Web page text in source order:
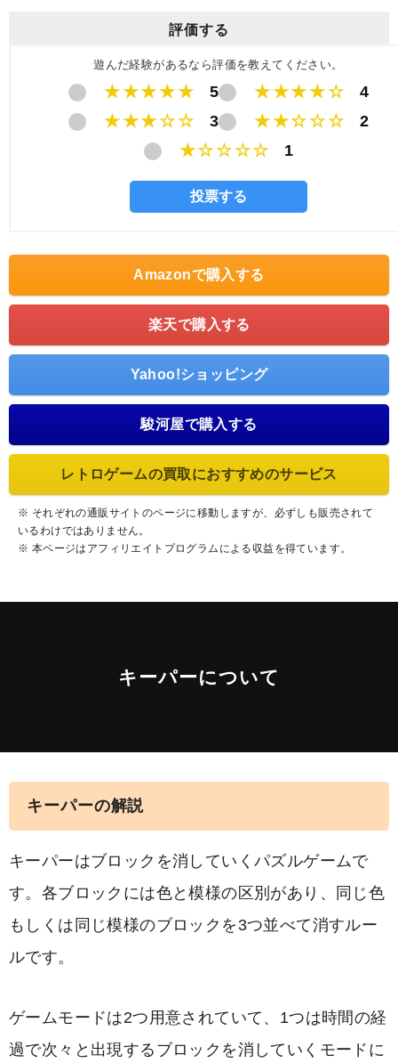
評価する
遊んだ経験があるなら評価を教えてください。
★★★★★ 5 ★★★★☆
4
★★★☆☆
3 ★★☆☆☆
2
★☆☆☆☆
1
Amazonで購入する
楽天で購入する
Yahoo!ショッピング
駿河屋で購入する
レトロゲームの買取におすすめのサービス
※ それぞれの通販サイトのページに移動しますが、必ずしも販売されて
いるわけではありません。
※ 本ページはアフィリエイトプログラムによる収益を得ています。
キーパーについて
キーパーの解説
キーパーはブロックを消していくパズルゲームで
す。各ブロックには色と模様の区別があり、同じ色
もしくは同じ模様のブロックを3つ並べて消すルー
ルです。
ゲームモードは2つ用意されていて、1つは時間の経
過で次々と出現するブロックを消していくモードに